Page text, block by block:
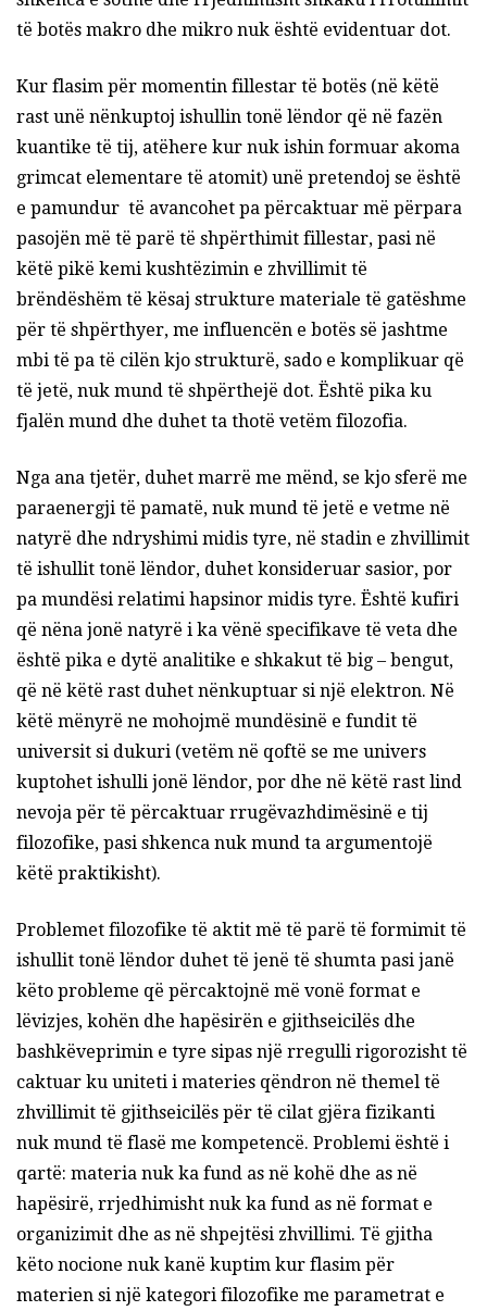
të botës makro dhe mikro nuk është evidentuar dot.
Kur flasim për momentin fillestar të botës (në këtë
rast unë nënkuptoj ishullin tonë lëndor që në fazën
kuantike të tij, atëhere kur nuk ishin formuar akoma
grimcat elementare të atomit) unë pretendoj se është
e pamundur të avancohet pa përcaktuar më përpara
pasojën më të parë të shpërthimit fillestar, pasi në
këtë pikë kemi kushtëzimin e zhvillimit të
brëndëshëm të kësaj strukture materiale të gatëshme
për të shpërthyer, me influencën e botës së jashtme
mbi të pa të cilën kjo strukturë, sado e komplikuar që
të jetë, nuk mund të shpërthejë dot. Është pika ku
fjalën mund dhe duhet ta thotë vetëm filozofia.
Nga ana tjetër, duhet marrë me mënd, se kjo sferë me
paraenergji të pamatë, nuk mund të jetë e vetme në
natyrë dhe ndryshimi midis tyre, në stadin e zhvillimit
të ishullit tonë lëndor, duhet konsideruar sasior, por
pa mundësi relatimi hapsinor midis tyre. Është kufiri
që nëna jonë natyrë i ka vënë specifikave të veta dhe
është pika e dytë analitike e shkakut të big – bengut,
që në këtë rast duhet nënkuptuar si një elektron. Në
këtë mënyrë ne mohojmë mundësinë e fundit të
universit si dukuri (vetëm në qoftë se me univers
kuptohet ishulli jonë lëndor, por dhe në këtë rast lind
nevoja për të përcaktuar rrugëvazhdimësinë e tij
filozofike, pasi shkenca nuk mund ta argumentojë
këtë praktikisht).
Problemet filozofike të aktit më të parë të formimit të
ishullit tonë lëndor duhet të jenë të shumta pasi janë
këto probleme që përcaktojnë më vonë format e
lëvizjes, kohën dhe hapësirën e gjithseicilës dhe
bashkëveprimin e tyre sipas një rregulli rigorozisht të
caktuar ku uniteti i materies qëndron në themel të
zhvillimit të gjithseicilës për të cilat gjëra fizikanti
nuk mund të flasë me kompetencë. Problemi është i
qartë: materia nuk ka fund as në kohë dhe as në
hapësirë, rrjedhimisht nuk ka fund as në format e
organizimit dhe as në shpejtësi zhvillimi. Të gjitha
këto nocione nuk kanë kuptim kur flasim për
materien si një kategori filozofike me parametrat e